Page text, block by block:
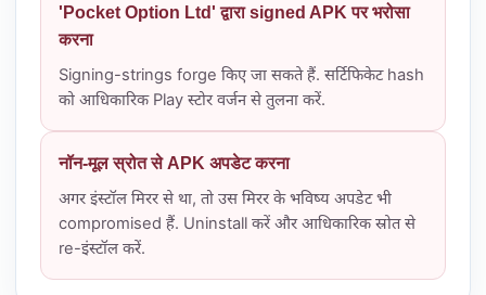
'Pocket Option Ltd' द्वारा signed APK पर भरोसा
करना
Signing-strings forge किए जा सकते हैं. सर्टिफिकेट hash
को आधिकारिक Play स्टोर वर्जन से तुलना करें.
नॉन-मूल स्रोत से APK अपडेट करना
अगर इंस्टॉल मिरर से था, तो उस मिरर के भविष्य अपडेट भी
compromised हैं. Uninstall करें और आधिकारिक स्रोत से
re-इंस्टॉल करें.